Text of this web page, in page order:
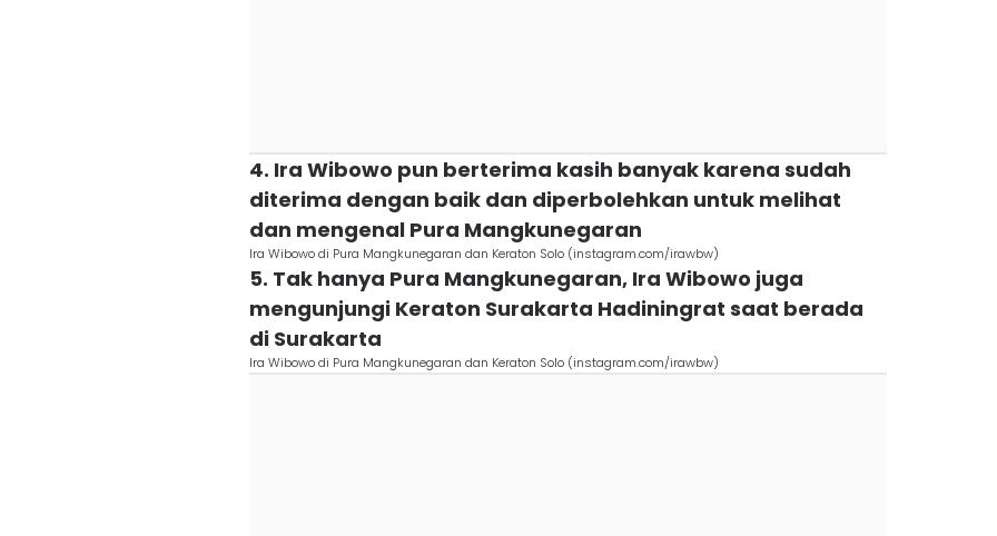
4. Ira Wibowo pun berterima kasih banyak karena sudah
diterima dengan baik dan diperbolehkan untuk melihat
dan mengenal Pura Mangkunegaran
Ira Wibowo di Pura Mangkunegaran dan Keraton Solo (instagram.com/irawbw)
5. Tak hanya Pura Mangkunegaran, Ira Wibowo juga
mengunjungi Keraton Surakarta Hadiningrat saat berada
di Surakarta
Ira Wibowo di Pura Mangkunegaran dan Keraton Solo (instagram.com/irawbw)